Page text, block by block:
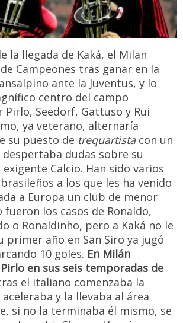
la llegada de Kaká, el Milan
Campeones tras ganar en la
ante la Juventus, y lo
centro del campo
Seedorf, Gattuso y Rui
ya veterano, alternaría
su puesto de trequartistacon un
despertaba dudas sobre su
Calcio. Han sido varios
a los que les ha venido
a Europa un club de menor
fueron los casos de Ronaldo,
o Ronaldinho, pero a Kaká no le
primer año en San Siro ya jugó
10 goles. En Milán
en sus seis temporadas de
el italiano comenzaba la
aceleraba y la llevaba al área
si no la terminaba él mismo, se